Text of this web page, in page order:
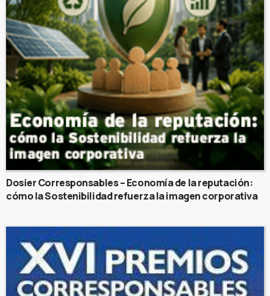
Dosier Corresponsables – Economía de la reputación:
cómo la Sostenibilidad refuerza la imagen corporativa